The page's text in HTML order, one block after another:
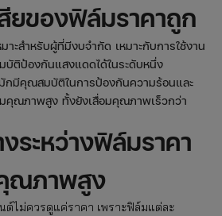
ยของฟิล์มราคาถูก
าะสำหรับผู้ที่มีงบจำกัด เหมาะกับการใช้งาน
บัติป้องกันแสงแดดได้ในระดับหนึ่ง
กมีคุณสมบัติในการป้องกันความร้อนและ
คุณภาพสูง ทั้งยังเสื่อมคุณภาพเร็วกว่า
ระหว่างฟิล์มราคา
ณภาพสูง
ควรดูแค่ราคา เพราะฟิล์มแต่ละ